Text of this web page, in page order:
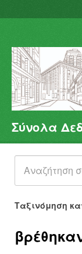
Σύνολα
Φορείς
Ομάδες
Σχετικά
Σύνολα
Ταξινόμηση